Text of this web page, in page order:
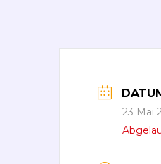
23 Mai